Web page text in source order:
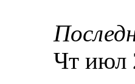
Чт июл